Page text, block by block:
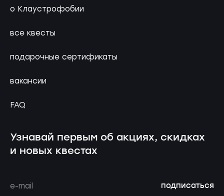
о Клаустрофобии
все квесты
подарочные сертификаты
вакансии
FAQ
Узнавай первым об акциях, скидках
и новых квестах
подписаться